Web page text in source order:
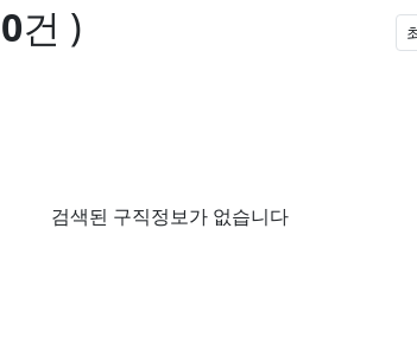
0건 )
검색된 구직정보가 없습니다